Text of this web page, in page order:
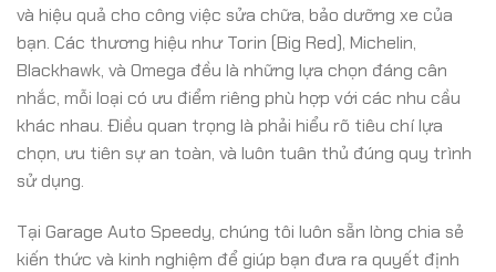
và hiệu quả cho công việc sửa chữa, bảo dưỡng xe của
bạn. Các thương hiệu như Torin (Big Red), Michelin,
Blackhawk, và Omega đều là những lựa chọn đáng cân
nhắc, mỗi loại có ưu điểm riêng phù hợp với các nhu cầu
khác nhau. Điều quan trọng là phải hiểu rõ tiêu chí lựa
chọn, ưu tiên sự an toàn, và luôn tuân thủ đúng quy trình
sử dụng.
Tại Garage Auto Speedy, chúng tôi luôn sẵn lòng chia sẻ
kiến thức và kinh nghiệm để giúp bạn đưa ra quyết định